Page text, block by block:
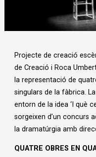
Projecte de creació
de Creació i Roca
la representació de
singulars de la fàbrica.
entorn de la idea ‘I què
sorgeixen d’un concurs
la dramatúrgia amb
QUATRE OBRES EN